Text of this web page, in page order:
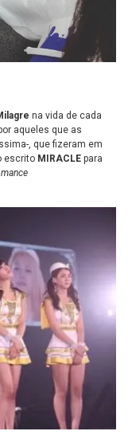
na vida de cada
aqueles que as
, que fizeram em
escrito MIRACLE para